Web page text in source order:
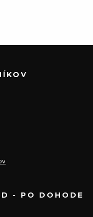
- PO DOHODE